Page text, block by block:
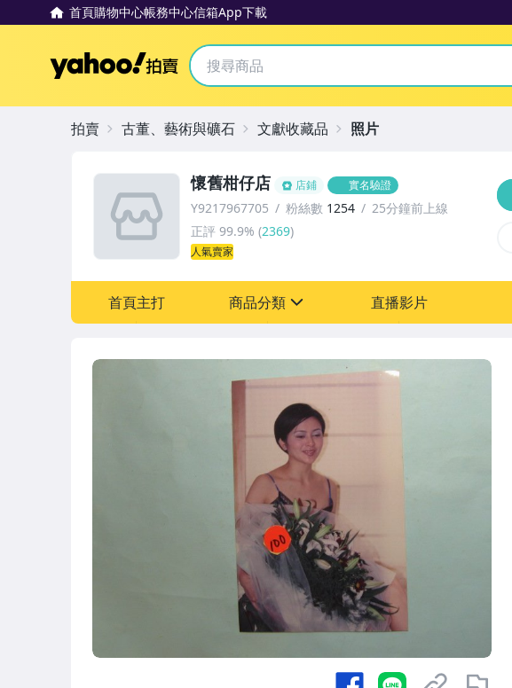
首頁購物中心帳務中心信箱App下載
Yahoo拍賣
懷舊柑仔店 店鋪 實名驗證
Y9217967705 粉絲數 1254
25分鐘前上線
正評 99.9% (2369)
人氣賣家
首頁主打 商品分類 直播影片
拍賣 古董、藝術與礦石 文獻收藏品 照片